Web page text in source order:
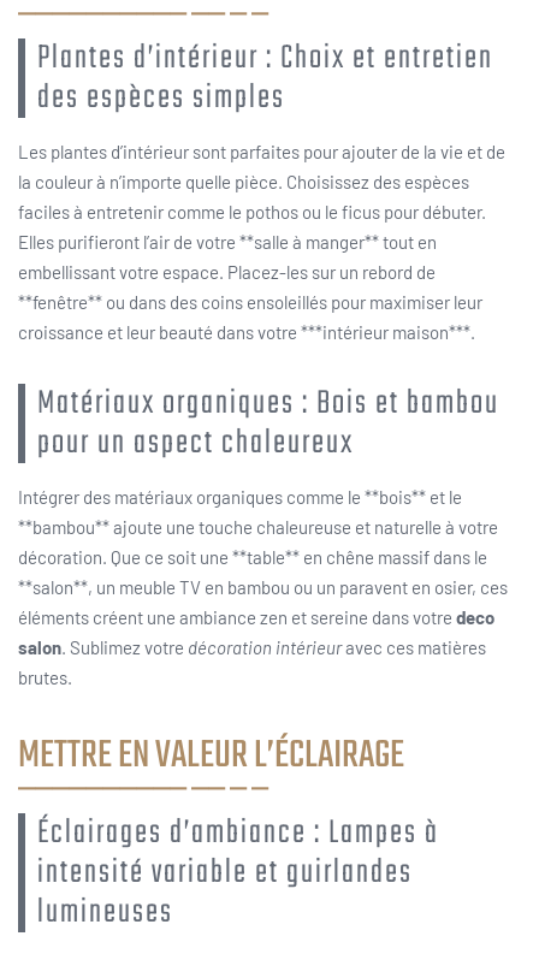
Plantes d’intérieur : Choix et entretien
des espèces simples
Les plantes d’intérieur sont parfaites pour ajouter de la vie et de
la couleur à n’importe quelle pièce. Choisissez des espèces
faciles à entretenir comme le pothos ou le ficus pour débuter.
Elles purifieront l’air de votre **salle à manger** tout en
embellissant votre espace. Placez-les sur un rebord de
**fenêtre** ou dans des coins ensoleillés pour maximiser leur
croissance et leur beauté dans votre ***intérieur maison***.
Matériaux organiques : Bois et bambou
pour un aspect chaleureux
Intégrer des matériaux organiques comme le **bois** et le
**bambou** ajoute une touche chaleureuse et naturelle à votre
décoration. Que ce soit une **table** en chêne massif dans le
**salon**, un meuble TV en bambou ou un paravent en osier, ces
éléments créent une ambiance zen et sereine dans votre deco
salon. Sublimez votre décoration intérieuravec ces matières
brutes.
METTRE EN VALEUR L’ÉCLAIRAGE
Éclairages d’ambiance : Lampes à
intensité variable et guirlandes
lumineuses